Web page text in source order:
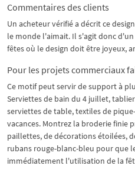
Commentaires des clients
Un acheteur vérifié a décrit ce
le monde l'aimait. Il s'agit donc
fêtes où le design doit être joyeux,
Pour les projets commerciaux
Ce motif peut servir de support à
Serviettes de bain du 4 juillet,
serviettes de table, textiles de
vacances. Montrez la broderie finie
paillettes, de décorations étoilées,
rubans rouge-blanc-bleu pour que
immédiatement l'utilisation de la